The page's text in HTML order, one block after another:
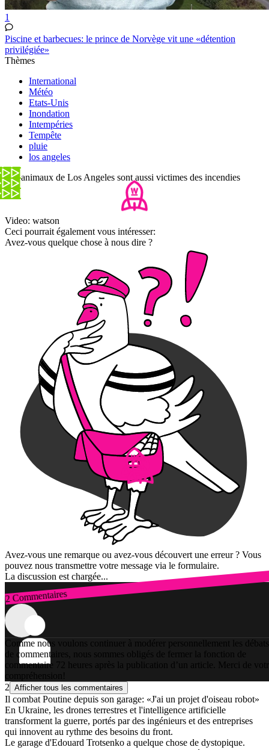
1
Piscine et barbecues: le prince de Norvège vit une «détention
privilégiée»
Thèmes
International
Météo
Etats-Unis
Inondation
Intempéries
Tempête
pluie
los angeles
Les animaux de Los Angeles sont aussi victimes des incendies
Video: watson
Ceci pourrait également vous intéresser:
Avez-vous quelque chose à nous dire ?
Avez-vous une remarque ou avez-vous découvert une erreur ? Vous
pouvez nous transmettre votre message via le formulaire.
La discussion est chargée...
2 Commentaires
Connexion
Comme nous voulons continuer à modérer personnellement les débats
de commentaires, nous sommes obligés de fermer la fonction de
commentaire 72 heures après la publication d’un article. Merci de
compréhension!
2 Afficher tous les commentaires
Il combat Poutine depuis son garage: «J'ai un projet d'oiseau robot»
En Ukraine, les drones terrestres et l'intelligence artificielle
transforment la guerre, portés par des ingénieurs et des entreprises
qui innovent au rythme des besoins du front.
Le garage d'Edouard Trotsenko a quelque chose de dystopique.